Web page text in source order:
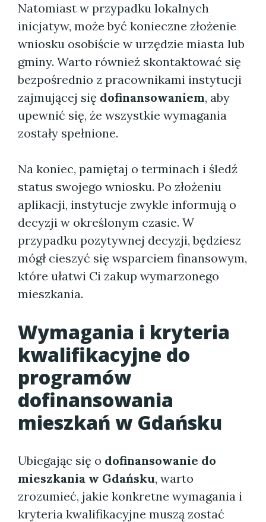
Natomiast w przypadku lokalnych
inicjatyw, może być konieczne złożenie
wniosku osobiście w urzędzie miasta lub
gminy. Warto również skontaktować się
bezpośrednio z pracownikami instytucji
zajmującej się dofinansowaniem, aby
upewnić się, że wszystkie wymagania
zostały spełnione.
Na koniec, pamiętaj o terminach i śledź
status swojego wniosku. Po złożeniu
aplikacji, instytucje zwykle informują o
decyzji w określonym czasie. W
przypadku pozytywnej decyzji, będziesz
mógł cieszyć się wsparciem finansowym,
które ułatwi Ci zakup wymarzonego
mieszkania.
Wymagania i kryteria
kwalifikacyjne do
programów
dofinansowania
mieszkań w Gdańsku
Ubiegając się o dofinansowanie do
mieszkania w Gdańsku, warto
zrozumieć, jakie konkretne wymagania i
kryteria kwalifikacyjne muszą zostać